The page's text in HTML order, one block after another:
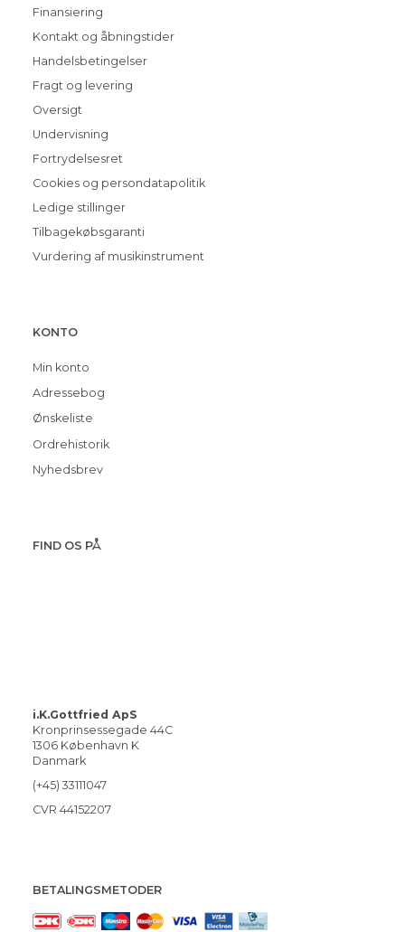
Finansiering
Kontakt og åbningstider
Handelsbetingelser
Fragt og levering
Oversigt
Undervisning
Fortrydelsesret
Cookies og persondatapolitik
Ledige stillinger
Tilbagekøbsgaranti
Vurdering af musikinstrument
KONTO
Min konto
Adressebog
Ønskeliste
Ordrehistorik
Nyhedsbrev
FIND OS PÅ
i.K.Gottfried ApS
Kronprinsessegade 44C
1306 København K
Danmark
(+45) 33111047
CVR 44152207
BETALINGSMETODER